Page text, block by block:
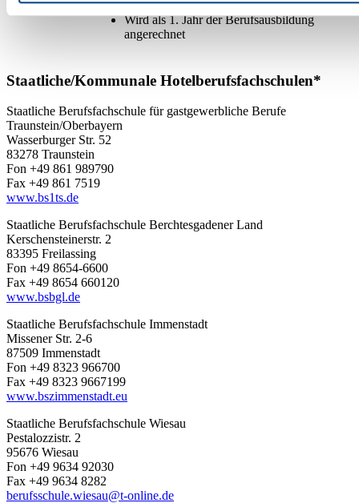
Wird als 1. Jahr der Berufsausbildung
angerechnet
Staatliche/Kommunale Hotelberufsfachschulen*
Staatliche Berufsfachschule für gastgewerbliche Berufe
Traunstein/Oberbayern
Wasserburger Str. 52
83278 Traunstein
Fon +49 861 989790
Fax +49 861 7519
www.bs1ts.de
Staatliche Berufsfachschule Berchtesgadener Land
Kerschensteinerstr. 2
83395 Freilassing
Fon +49 8654-6600
Fax +49 8654 660120
www.bsbgl.de
Staatliche Berufsfachschule Immenstadt
Missener Str. 2-6
87509 Immenstadt
Fon +49 8323 966700
Fax +49 8323 9667199
www.bszimmenstadt.eu
Staatliche Berufsfachschule Wiesau
Pestalozzistr. 2
95676 Wiesau
Fon +49 9634 92030
Fax +49 9634 8282
berufsschule.wiesau@t-online.de